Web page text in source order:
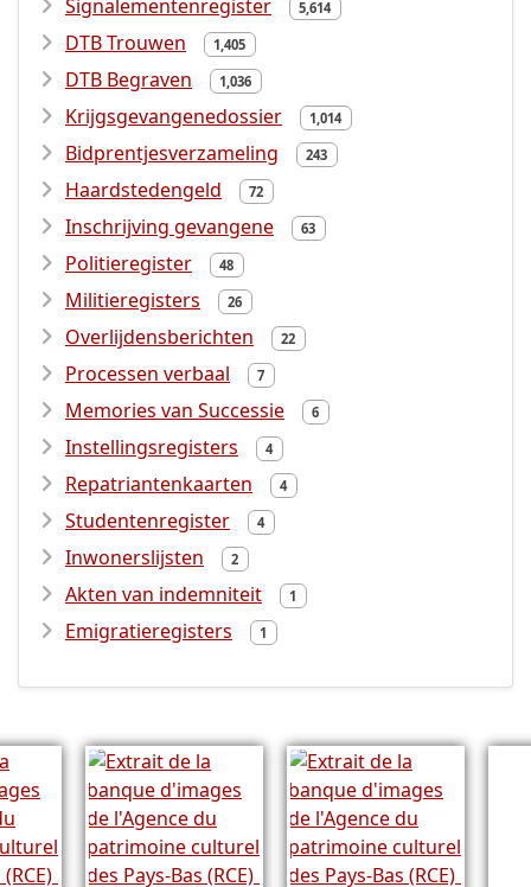
Signalementenregister 5,614
DTB Trouwen 1,405
DTB Begraven 1,036
Krijgsgevangenedossier 1,014
Bidprentjesverzameling 243
Haardstedengeld 72
Inschrijving gevangene 63
Politieregister 48
Militieregisters 26
Overlijdensberichten 22
Processen verbaal 7
Memories van Successie 6
Instellingsregisters 4
Repatriantenkaarten 4
Studentenregister 4
Inwonerslijsten 2
Akten van indemniteit 1
Emigratieregisters 1